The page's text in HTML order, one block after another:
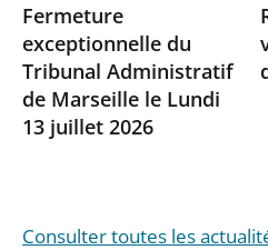
Fermeture
exceptionnelle du
Tribunal Administratif
de Marseille le Lundi
13 juillet 2026
Consulter toutes les